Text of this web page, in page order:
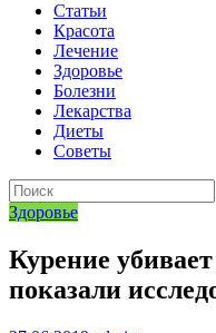
Статьи
Красота
Лечение
Здоровье
Болезни
Лекарства
Диеты
Советы
Здоровье
Курение
показали